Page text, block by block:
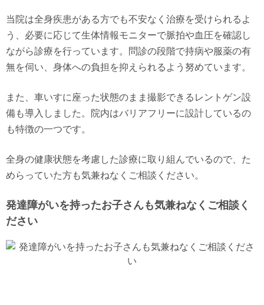
当院は全身疾患がある方でも不安なく治療を受けられるよ
う、必要に応じて生体情報モニターで脈拍や血圧を確認し
ながら診療を行っています。問診の段階で持病や服薬の有
無を伺い、身体への負担を抑えられるよう努めています。
また、車いすに座った状態のまま撮影できるレントゲン設
備も導入しました。院内はバリアフリーに設計しているの
も特徴の一つです。
全身の健康状態を考慮した診療に取り組んでいるので、た
めらっていた方も気兼ねなくご相談ください。
発達障がいを持ったお子さんも気兼ねなくご相談く
ださい